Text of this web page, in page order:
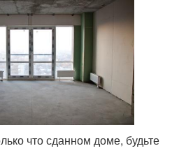
что сданном доме, будьте